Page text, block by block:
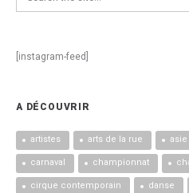
[instagram-feed]
A DÉCOUVRIR
artistes arts de la rue asie
carnaval championnat
cirque contemporain danse